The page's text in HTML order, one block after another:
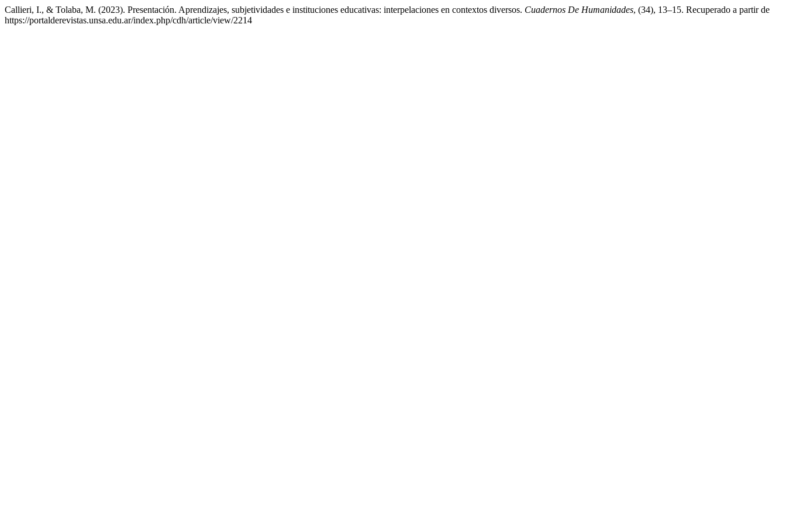
Callieri, I., & Tolaba, M. (2023). Presentación. Aprendizajes, subjetividades e instituciones educativas: interpelaciones en contextos diversos. Cuadernos De Humanidades, (34), 13–15. Recuperado a partir de
https://portalderevistas.unsa.edu.ar/index.php/cdh/article/view/2214